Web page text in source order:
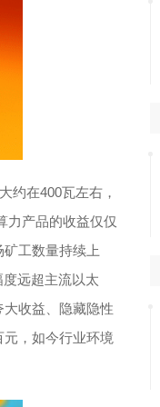
约在400瓦左右，
力产品的收益仅仅
工数量持续上
远超主流以太
收益、隐藏隐性
，如今行业环境